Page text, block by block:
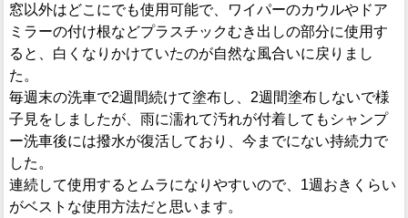
窓以外はどこにでも使用可能で、ワイパーのカウルやドア
ミラーの付け根などプラスチックむき出しの部分に使用す
ると、白くなりかけていたのが自然な風合いに戻りまし
た。
毎週末の洗車で2週間続けて塗布し、2週間塗布しないで様
子見をしましたが、雨に濡れて汚れが付着してもシャンプ
ー洗車後には撥水が復活しており、今までにない持続力で
した。
連続して使用するとムラになりやすいので、1週おきくらい
がベストな使用方法だと思います。